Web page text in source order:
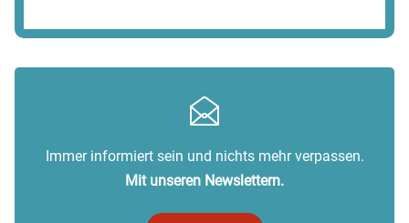
Immer informiert sein und nichts mehr verpassen.
Mit unseren Newslettern.